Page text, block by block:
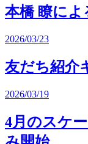
本橋 瞭によ
2026/03/23
友だち紹介
2026/03/19
4月のスケ